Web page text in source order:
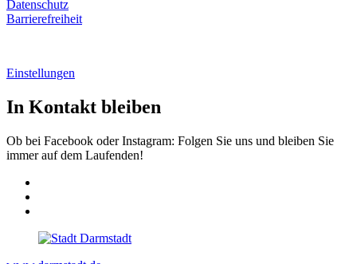
Datenschutz
Barrierefreiheit
Einstellungen
In Kontakt bleiben
Ob bei Facebook oder Instagram: Folgen Sie uns und bleiben Sie
immer auf dem Laufenden!